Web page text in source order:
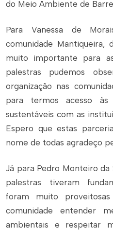
do Meio Ambiente de
Para Vanessa de
comunidade
muito importante para
palestras pudemos
organização nas
para termos acesso às
sustentáveis com as
Espero que estas
nome de todas agradeço
Já para Pedro Monteiro da
palestras tiveram
foram muito
comunidade entender
ambientais e respeitar